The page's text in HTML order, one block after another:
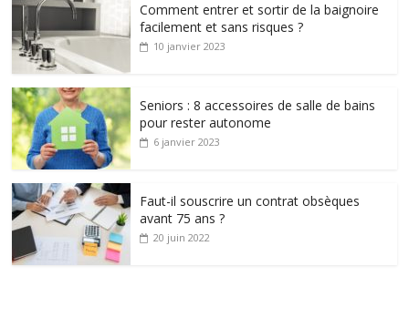
Comment entrer et sortir de la baignoire
facilement et sans risques ?
10 janvier 2023
Seniors : 8 accessoires de salle de bains
pour rester autonome
6 janvier 2023
Faut-il souscrire un contrat obsèques
avant 75 ans ?
20 juin 2022